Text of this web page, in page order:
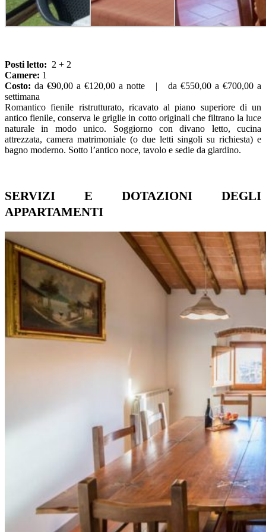
Posti letto: 2 + 2
Camere: 1
Costo: da €90,00 a €120,00 a notte | da €550,00 a €700,00 a
settimana
Romantico fienile ristrutturato, ricavato al piano superiore di un
antico fienile, conserva le griglie in cotto originali che filtrano la luce
naturale in modo unico. Soggiorno con divano letto, cucina
attrezzata, camera matrimoniale (o due letti singoli su richiesta) e
bagno moderno. Sotto l’antico noce, tavolo e sedie da giardino.
SERVIZI E DOTAZIONI DEGLI
APPARTAMENTI